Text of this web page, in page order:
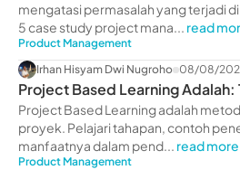
mengatasi permasalah yang terjadi
5 case study project mana... read
Product Management
Irhan Hisyam Dwi Nugroho 08/08/
Project Based Learning Adalah:
Manfaat
Project Based Learning adalah
proyek. Pelajari tahapan, contoh
manfaatnya dalam pend... read more
Product Management